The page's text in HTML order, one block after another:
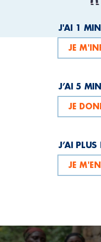
J'AI 1
JE
J’AI 5
JE
J’AI PLUS
JE